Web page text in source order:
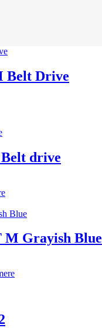
Belt Drive
drive
Grayish Blue